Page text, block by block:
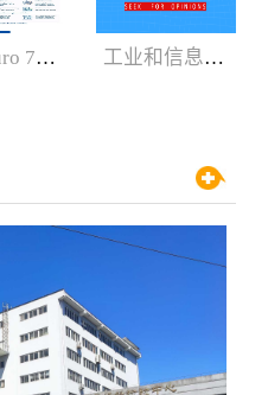
欧盟Euro 7新法规增加汽车轮胎新内容 工业和信息化部：公开征求对《轿车轮胎》等8项强制性国家标准（征求意见稿）的意见